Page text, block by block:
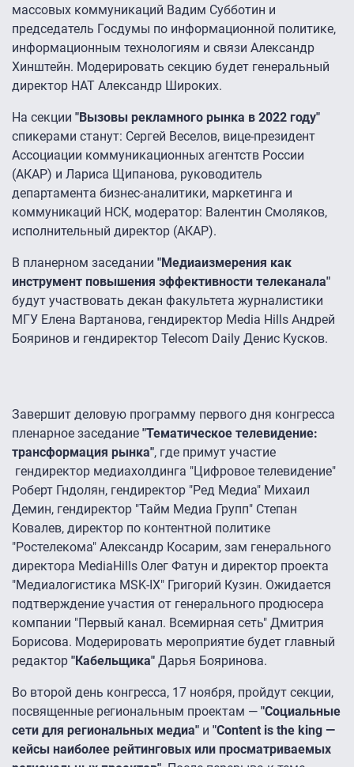
массовых коммуникаций Вадим Субботин и
председатель Госдумы по информационной политике,
информационным технологиям и связи Александр
Хинштейн. Модерировать секцию будет генеральный
директор НАТ Александр Широких.
На секции "Вызовы рекламного рынка в 2022 году"
спикерами станут: Сергей Веселов, вице-президент
Ассоциации коммуникационных агентств России
(АКАР) и Лариса Щипанова, руководитель
департамента бизнес-аналитики, маркетинга и
коммуникаций НСК, модератор: Валентин Смоляков,
исполнительный директор (АКАР).
В планерном заседании "Медиаизмерения как
инструмент повышения эффективности телеканала"
будут участвовать декан факультета журналистики
МГУ Елена Вартанова, гендиректор Media Hills Андрей
Бояринов и гендиректор Telecom Daily Денис Кусков.
Завершит деловую программу первого дня конгресса
пленарное заседание "Тематическое телевидение:
трансформация рынка", где примут участие
гендиректор медиахолдинга "Цифровое телевидение"
Роберт Гндолян, гендиректор "Ред Медиа" Михаил
Демин, гендиректор "Тайм Медиа Групп" Степан
Ковалев, директор по контентной политике
"Ростелекома" Александр Косарим, зам генерального
директора MediaHills Олег Фатун и директор проекта
"Медиалогистика MSK-IX" Григорий Кузин. Ожидается
подтверждение участия от генерального продюсера
компании "Первый канал. Всемирная сеть" Дмитрия
Борисова. Модерировать мероприятие будет главный
редактор "Кабельщика" Дарья Бояринова.
Во второй день конгресса, 17 ноября, пройдут секции,
посвященные региональным проектам — "Социальные
сети для региональных медиа" и "Content is the king —
кейсы наиболее рейтинговых или просматриваемых